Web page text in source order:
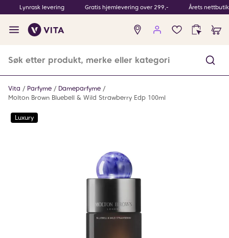
Lynrask levering Gratis hjemlevering over 299,- Årets
Ingen
produkter
Vita Parfyme
Dameparfyme
Molton Brown Bluebell & Wild Strawberry Edp 100ml
Luxury